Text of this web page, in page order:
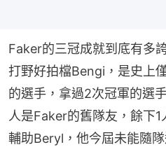
Faker的三冠成就到底有多
打野好拍檔Bengi，是史上
的選手，拿過2次冠軍的選
人是Faker的舊隊友，餘下
輔助Beryl，他今屆未能隨